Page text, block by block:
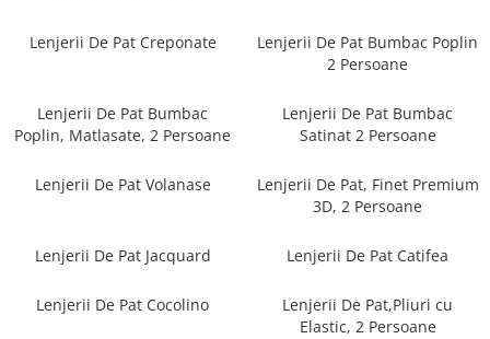
Cearceaf normal
Lenjerii De Pat Bumbac Poplin 2
Persoane
Matlasate, 2 Persoane
Lenjerii De Pat Volanase
Lenjerii De Pat, Finet Premium 3D,
Lenjerii De Pat Creponate
Lenjerii De Pat Bumbac Poplin
2 Persoane
Lenjerii De Pat Bumbac
Poplin, Matlasate, 2 Persoane
Lenjerii De Pat Bumbac
Satinat 2 Persoane
Lenjerii De Pat Volanase
Lenjerii De Pat, Finet Premium
3D, 2 Persoane
Lenjerii De Pat Jacquard Lenjerii De Pat Catifea
Lenjerii De Pat Cocolino
Lenjerii De Pat,Pliuri cu
Elastic, 2 Persoane